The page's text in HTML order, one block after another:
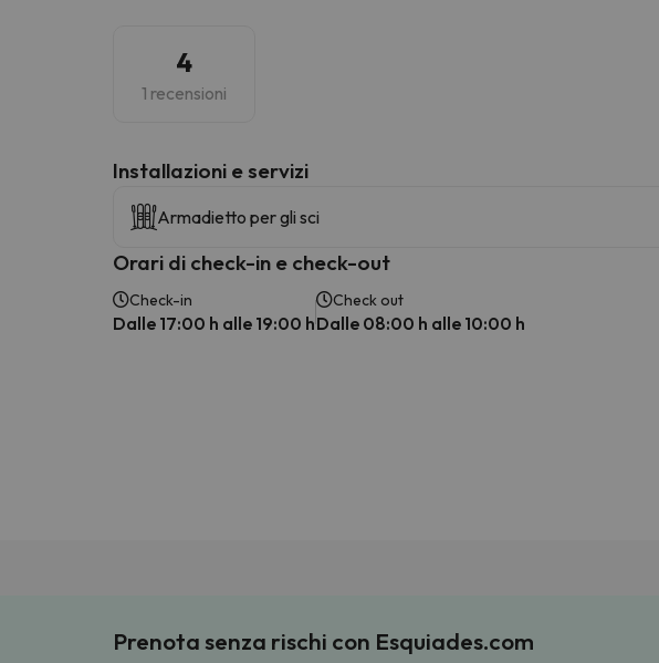
4
1 recensioni
Installazioni e servizi
Armadietto per gli sci
Orari di check-in e check-out
Check-in
Dalle 17:00 h alle 19:00 h
Check out
Dalle 08:00 h alle 10:00 h
Prenota senza rischi con Esquiades.com